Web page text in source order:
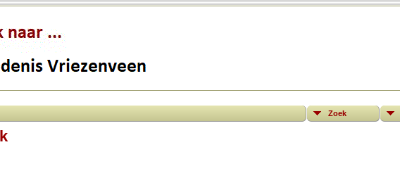
Zoek